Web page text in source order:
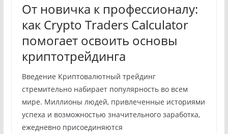
От новичка к профессионалу:
как Crypto Traders Calculator
помогает освоить основы
криптотрейдинга
Введение Криптовалютный трейдинг
стремительно набирает популярность во всем
мире. Миллионы людей, привлеченные историями
успеха и возможностью значительного заработка,
ежедневно присоединяются